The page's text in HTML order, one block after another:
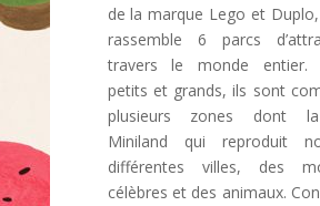
de la marque Lego et
rassemble 6 parcs
travers le monde entier.
petits et grands, ils sont
plusieurs zones dont
Miniland qui reproduit
différentes villes, des
célèbres et des animaux.